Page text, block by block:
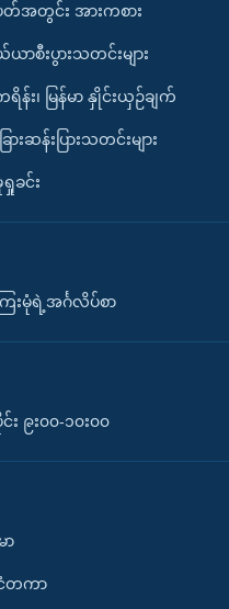
အတွင်း အားကစား
ာစီးပွားသတင်းများ
န်း၊ မြန်မာ နှိုင်းယှဉ်ချက်
ားဆန်းပြားသတင်းများ
ခင်း
ေးမုံရဲ့အင်္ဂလိပ်စာ
း ၉း၀၀-၁၀း၀၀
ာ
တကာ